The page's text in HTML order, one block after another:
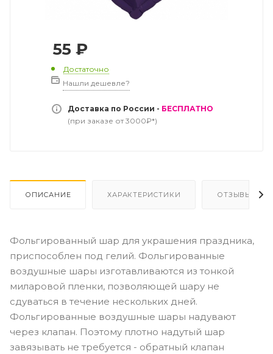
55 ₽
Достаточно
Нашли дешевле?
Доставка по России - БЕСПЛАТНО
(при заказе от 3000₽*)
ОПИСАНИЕ ХАРАКТЕРИСТИКИ ОТЗЫВЫ
Фольгированный шар для украшения праздника,
приспособлен под гелий. Фольгированные
воздушные шары изготавливаются из тонкой
миларовой пленки, позволяющей шару не
сдуваться в течение нескольких дней.
Фольгированные воздушные шары надувают
через клапан. Поэтому плотно надутый шар
завязывать не требуется - обратный клапан